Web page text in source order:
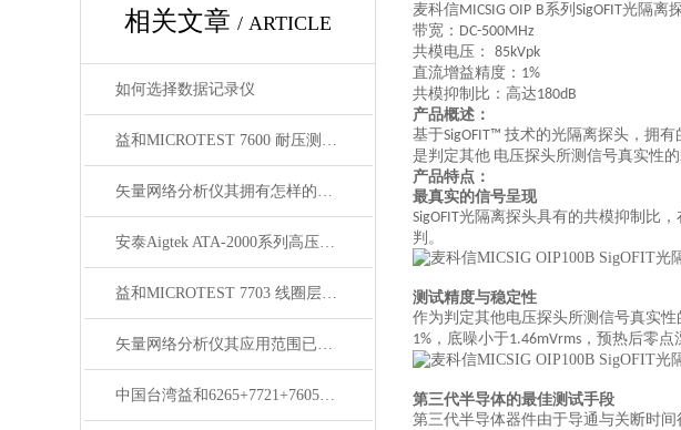
相关文章 / ARTICLE
如何选择数据记录仪
益和MICROTEST 7600 耐压测试仪
矢量网络分析仪其拥有怎样的特点呢？
安泰Aigtek ATA-2000系列高压放大器
益和MICROTEST 7703 线圈层间短路测试仪
矢量网络分析仪其应用范围已广泛渗透至以下几个核心领域
中国台湾益和6265+7721+7605三合一变压器综合测试系统
麦科信MICSIG OIP B系列 SigOFIT光隔离
带宽： DC-500MHz
共模电压：
85kVpk
直流增益精度： 1%
共模抑制比：高达180dB
产品概述：
基于SigOFIT™ 技术的光隔离探头，拥有
是判定其他 电压探头所测信号真实性的
产品特点：
最真实的信号呈现
SigOFIT光隔离探头具有的共模抑制比，
判。
测试精度与稳定性
作为判定其他电压探头所测信号真实
1% ，底噪小于1.46mVrms ，预热后零点
第三代半导体的最佳测试手段
第三代半导体器件由于导通与关断时